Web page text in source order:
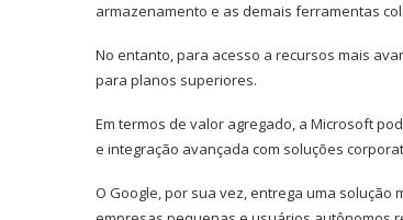
armazenamento e as demais ferramentas
No entanto, para acesso a recursos mais
para planos superiores.
Em termos de valor agregado, a Microsoft
e integração avançada com soluções
O Google, por sua vez, entrega uma solução